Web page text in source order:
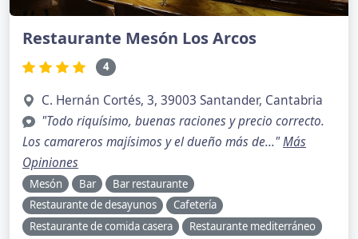
Restaurante Mesón Los Arcos
4
C. Hernán Cortés, 3, 39003 Santander, Cantabria
"Todo riquísimo, buenas raciones y precio correcto.
Los camareros majísimos y el dueño más de..."Más
Opiniones
Mesón Bar
Bar restaurante
Restaurante de desayunos
Cafetería
Restaurante de comida casera
Restaurante mediterráneo